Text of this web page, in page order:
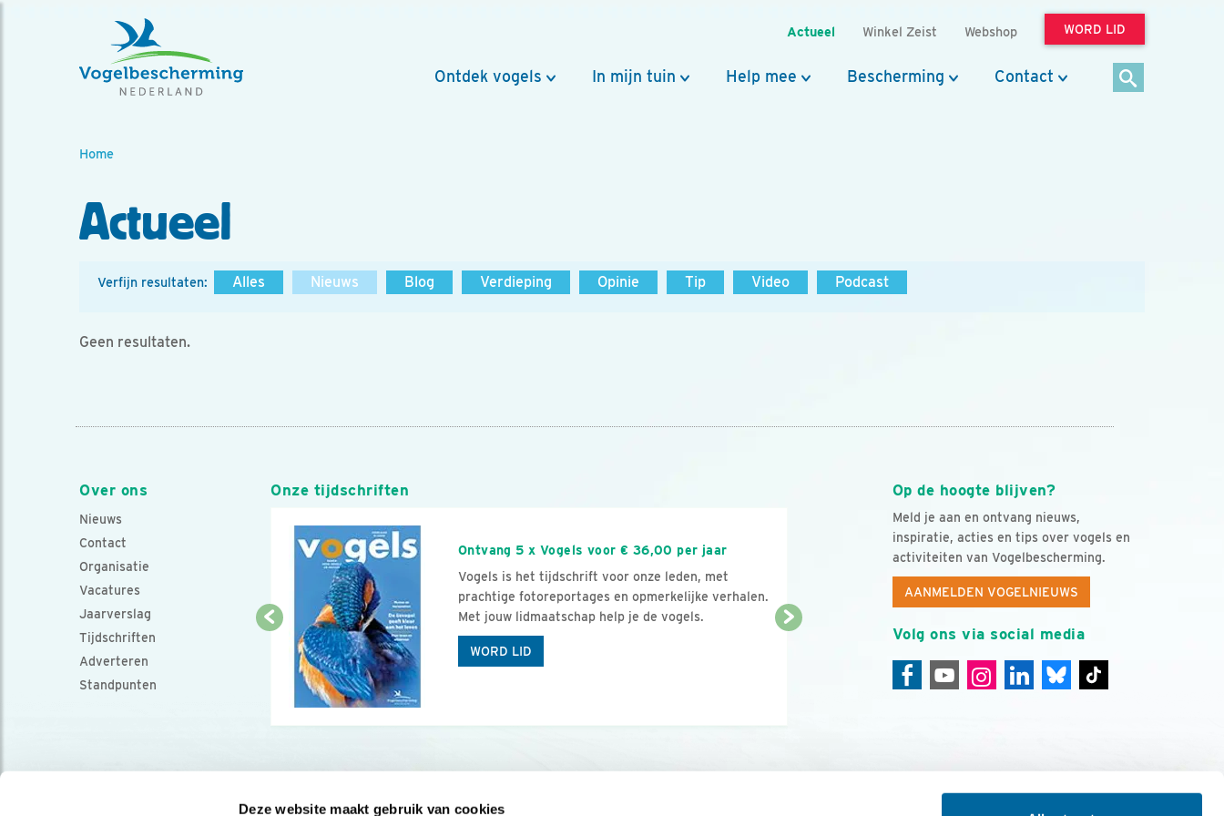
Deze website maakt gebruik van cookies
Actueel Winkel Zeist Webshop WORD LID
Ontdek vogels In mijn tuin Help mee Bescherming Contact
Home
Actueel
Verfijn resultaten: Alles Nieuws Blog Verdieping Opinie Tip Video Podcast
Geen resultaten.
Over ons
Nieuws
Contact
Organisatie
Vacatures
Jaarverslag
Tijdschriften
Adverteren
Standpunten
Op de hoogte blijven?
Meld je aan en ontvang nieuws,
inspiratie, acties en tips over vogels en
activiteiten van Vogelbescherming.
AANMELDEN VOGELNIEUWS
Volg ons via social media
Onze tijdschriften
Ontvang 5 x Vogels voor € 36,00 per jaar
Vogels is het tijdschrift voor onze leden, met
prachtige fotoreportages en opmerkelijke verhalen.
Met jouw lidmaatschap help je de vogels.
WORD LID